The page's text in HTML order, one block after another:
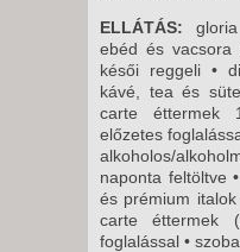
ELLÁTÁS:
ebéd és vacsora
késői reggeli •
kávé, tea és
carte éttermek
előzetes
alkoholos/
naponta feltöltve
és prémium
carte éttermek
foglalással •